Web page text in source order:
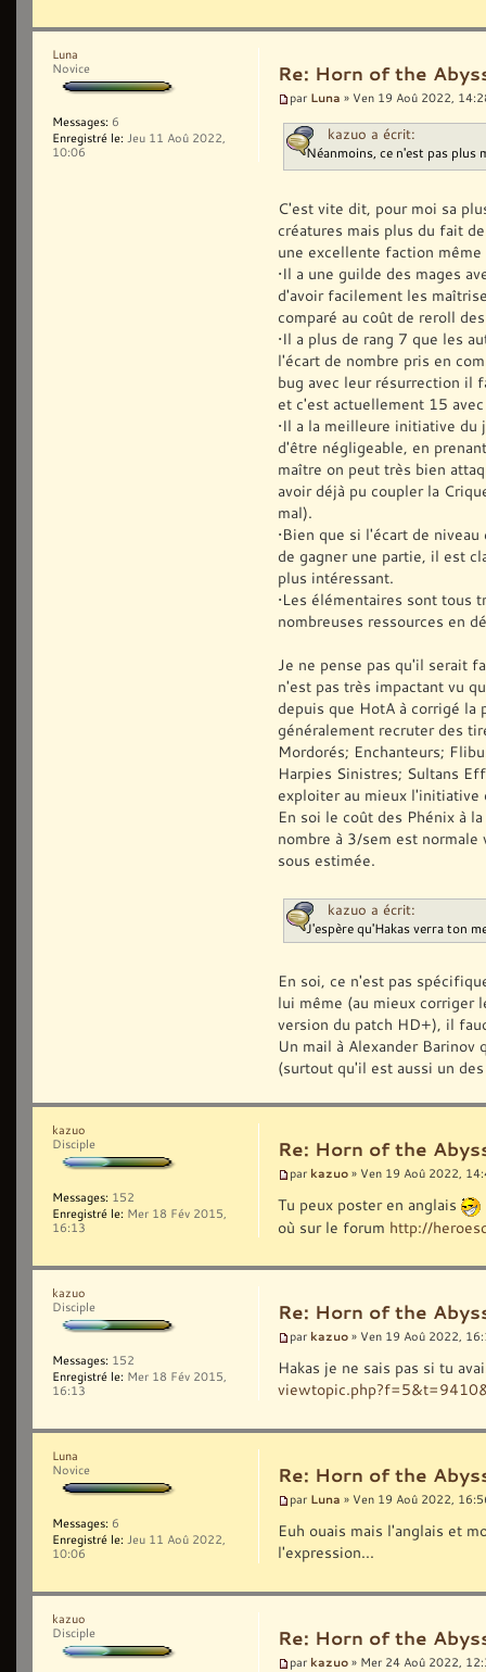
Re: Horn of the
par Luna » Ven 19 Aoû 2022,
kazuo a écrit:
Néanmoins, ce n'est pas plus
C'est vite dit, pour moi sa
créatures mais plus du fait
une excellente faction même
•Il a une guilde des mages
d'avoir facilement les
comparé au coût de reroll
•Il a plus de rang 7 que les
l'écart de nombre pris en
bug avec leur résurrection il
et c'est actuellement 15
•Il a la meilleure initiative
d'être négligeable, en
maître on peut très bien
avoir déjà pu coupler la
mal).
•Bien que si l'écart de
de gagner une partie, il est
plus intéressant.
•Les élémentaires sont tous
nombreuses ressources en
Je ne pense pas qu'il serait
n'est pas très impactant vu
depuis que HotA à corrigé la
généralement recruter des
Mordorés; Enchanteurs;
Harpies Sinistres; Sultans
exploiter au mieux l'initiative
En soi le coût des Phénix à
nombre à 3/sem est
sous estimée.
kazuo a écrit:
J'espère qu'Hakas verra ton
En soi, ce n'est pas
lui même (au mieux corriger
version du patch HD+), il
Un mail à Alexander
(surtout qu'il est aussi un
Luna
Novice
Messages: 6
Enregistré le: Jeu 11 Aoû 2022,
10:06
Re: Horn of the
par kazuo » Ven 19 Aoû 2022,
Tu peux poster en anglais
où sur le forum http://
kazuo
Disciple
Messages: 152
Enregistré le: Mer 18 Fév 2015,
16:13
Re: Horn of the
par kazuo » Ven 19 Aoû 2022,
Hakas je ne sais pas si tu
kazuo
Disciple
Messages: 152
Enregistré le: Mer 18 Fév 2015,
16:13
Re: Horn of the
par Luna » Ven 19 Aoû 2022,
Euh ouais mais l'anglais et
l'expression...
Luna
Novice
Messages: 6
Enregistré le: Jeu 11 Aoû 2022,
10:06
Re: Horn of the
par kazuo » Mer 24 Aoû 2022,
kazuo
Disciple